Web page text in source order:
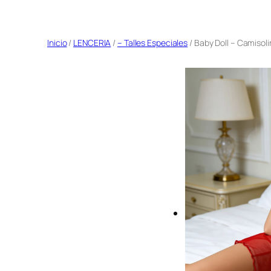
contenido
Inicio/ LENCERIA /– Talles Especiales / Baby Doll –